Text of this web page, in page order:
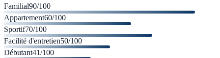
Familial90/100
Appartement60/100
Sportif70/100
Facilité d'entretien50/100
Débutant41/100